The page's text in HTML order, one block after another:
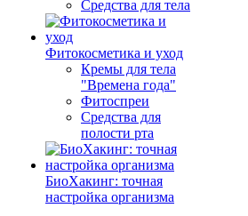
Средства для тела
Фитокосметика и уход
Кремы для тела
"Времена года"
Фитоспреи
Средства для
полости рта
БиоХакинг: точная
настройка организма